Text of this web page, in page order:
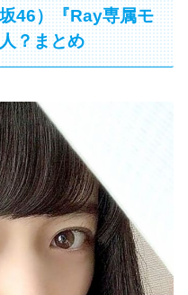
46）『Ray専属モ
？まとめ